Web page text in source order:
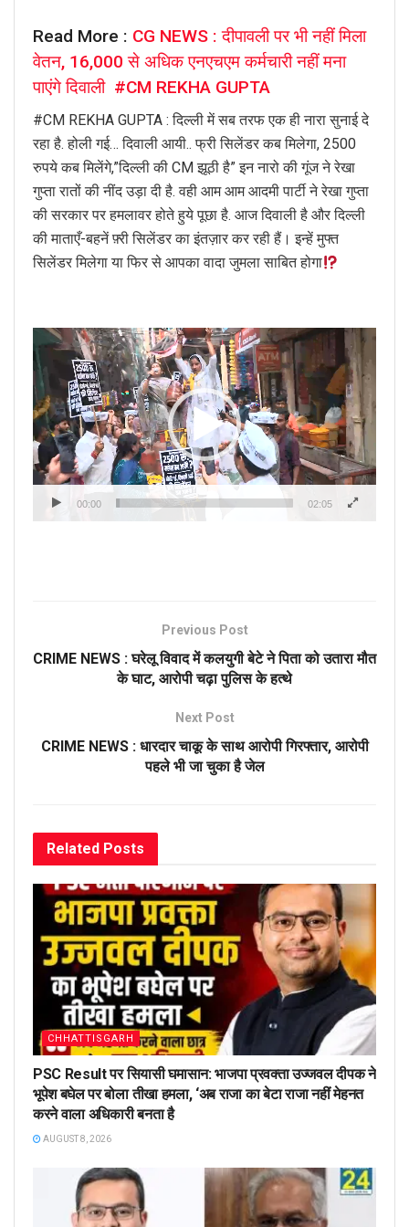
Read More : CG NEWS : दीपावली पर भी नहीं मिला
वेतन, 16,000 से अधिक एनएचएम कर्मचारी नहीं मना
पाएंगे दिवाली #CM REKHA GUPTA
#CM REKHA GUPTA : दिल्ली में सब तरफ एक ही नारा सुनाई दे
रहा है. होली गई… दिवाली आयी.. फ्री सिलेंडर कब मिलेगा, 2500
रुपये कब मिलेंगे,”दिल्ली की CM झूठी है” इन नारो की गूंज ने रेखा
गुप्ता रातों की नींद उड़ा दी है. वही आम आम आदमी पार्टी ने रेखा गुप्ता
की सरकार पर हमलावर होते हुये पूछा है. आज दिवाली है और दिल्ली
की माताएँ-बहनें फ़्री सिलेंडर का इंतज़ार कर रही हैं। इन्हें मुफ्त
सिलेंडर मिलेगा या फिर से आपका वादा जुमला साबित होगा
Video
Player
00:00 02:05
Previous Post
CRIME NEWS : घरेलू विवाद में कलयुगी बेटे ने पिता को उतारा मौत
के घाट, आरोपी चढ़ा पुलिस के हत्थे
Next Post
CRIME NEWS : धारदार चाकू के साथ आरोपी गिरफ्तार, आरोपी
पहले भी जा चुका है जेल
Related Posts
CHHATTISGARH
PSC Result पर सियासी घमासान: भाजपा प्रवक्ता उज्जवल दीपक ने
भूपेश बघेल पर बोला तीखा हमला, ‘अब राजा का बेटा राजा नहीं मेहनत
करने वाला अधिकारी बनता है
AUGUST 8, 2026